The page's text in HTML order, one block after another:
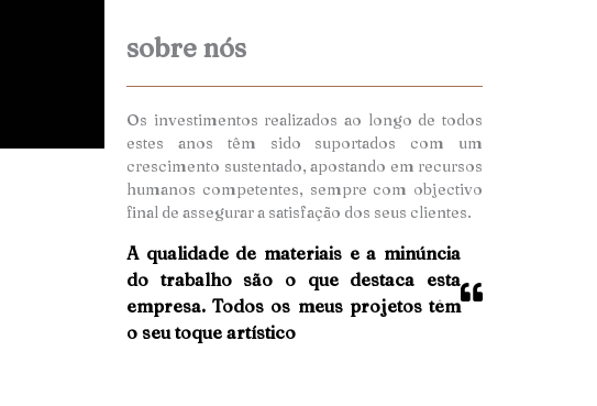
sobre nós
Os investimentos realizados ao longo de todos
estes anos têm sido suportados com um
crescimento sustentado, apostando em recursos
humanos competentes, sempre com objectivo
final de assegurar a satisfação dos seus clientes.
A qualidade de materiais e a minúncia
do trabalho são o que destaca esta
empresa. Todos os meus projetos têm
o seu toque artístico